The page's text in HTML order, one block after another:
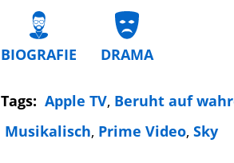
BIOGRAFIE DRAMA
Tags: Apple TV, Beruht auf
Musikalisch, Prime Video, Sky